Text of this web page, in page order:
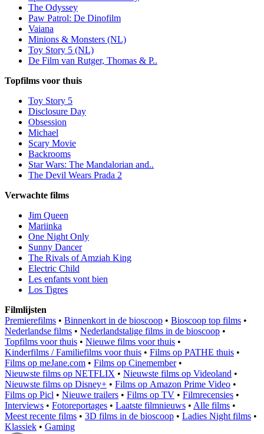
The Odyssey
Paw Patrol: De Dinofilm
Vaiana
Minions & Monsters (NL)
Toy Story 5 (NL)
De Film van Rutger, Thomas & P..
Topfilms voor thuis
Toy Story 5
Disclosure Day
Obsession
Michael
Scary Movie
Backrooms
Star Wars: The Mandalorian and..
The Devil Wears Prada 2
Verwachte films
Jim Queen
Mariinka
One Night Only
Sunny Dancer
The Rivals of Amziah King
Electric Child
Les enfants vont bien
Los Tigres
Filmlijsten
Premierefilms • Binnenkort in de bioscoop • Bioscoop top films •
Nederlandse films • Nederlandstalige films in de bioscoop •
Topfilms voor thuis • Nieuwe films voor thuis •
Kinderfilms / Familiefilms voor thuis • Films op PATHE thuis •
Films op meJane.com • Films op Cinemember•
Nieuwste films op NETFLIX • Nieuwste films op Videoland •
Nieuwste films op Disney+ • Films op Amazon Prime Video •
Films op Picl • Nieuwe trailers • Films op TV • Filmrecensies •
Interviews • Fotoreportages • Laatste filmnieuws • Alle films •
Meest recente films • 3D films in de bioscoop • Ladies Night films •
Klassiek • Gaming